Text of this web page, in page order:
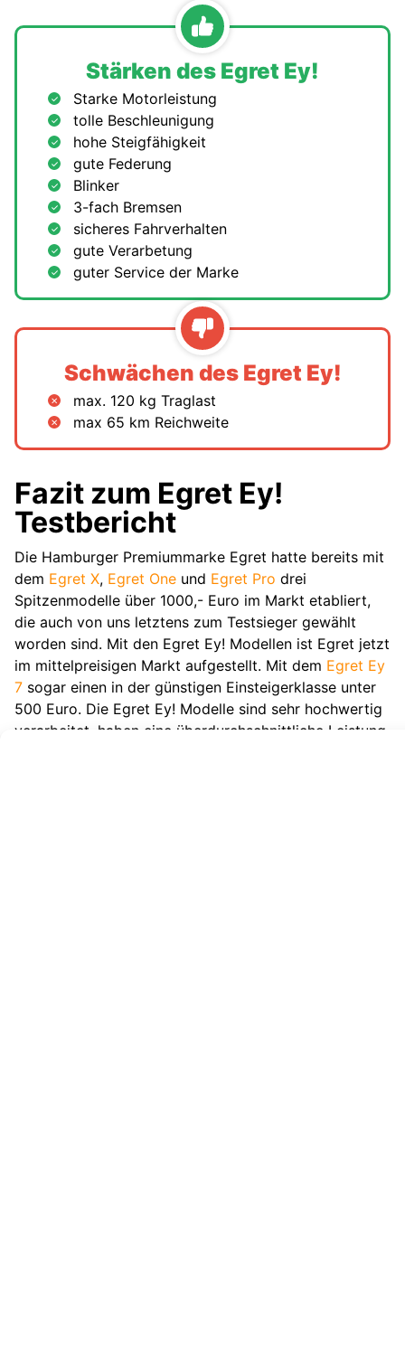
Stärken des Egret Ey!
Starke Motorleistung
tolle Beschleunigung
hohe Steigfähigkeit
gute Federung
Blinker
3-fach Bremsen
sicheres Fahrverhalten
gute Verarbetung
guter Service der Marke
Schwächen des Egret Ey!
max. 120 kg Traglast
max 65 km Reichweite
Fazit zum Egret Ey!
Testbericht
Die Hamburger Premiummarke Egret hatte bereits mit
dem Egret X, Egret One und Egret Pro drei
Spitzenmodelle über 1000,- Euro im Markt etabliert,
die auch von uns letztens zum Testsieger gewählt
worden sind. Mit den Egret Ey! Modellen ist Egret jetzt
im mittelpreisigen Markt aufgestellt. Mit dem Egret Ey
7 sogar einen in der günstigen Einsteigerklasse unter
500 Euro. Die Egret Ey! Modelle sind sehr hochwertig
verarbeitet, haben eine überdurchschnittliche Leistung